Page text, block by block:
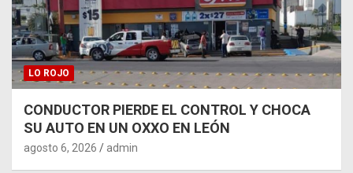
LO ROJO
CONDUCTOR PIERDE EL CONTROL Y CHOCA
SU AUTO EN UN OXXO EN LEÓN
agosto 6, 2026 admin